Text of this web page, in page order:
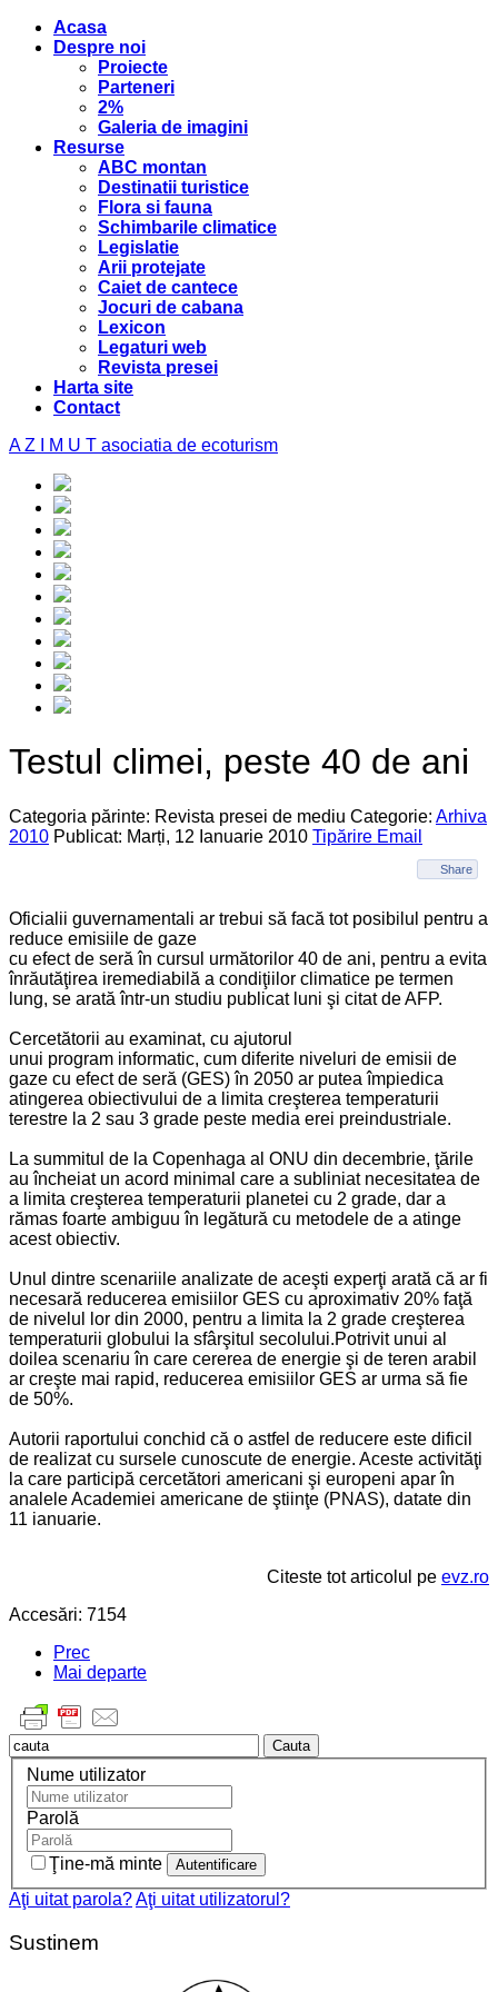
Acasa
Despre noi
Proiecte
Parteneri
2%
Galeria de imagini
Resurse
ABC montan
Destinatii turistice
Flora si fauna
Schimbarile climatice
Legislatie
Arii protejate
Caiet de cantece
Jocuri de cabana
Lexicon
Legaturi web
Revista presei
Harta site
Contact
A Z I M U T asociatia de ecoturism
Testul climei, peste 40 de ani
Categoria părinte: Revista presei de mediu Categorie: Arhiva
2010 Publicat: Marți, 12 Ianuarie 2010 Tipărire Email
Share
Oficialii guvernamentali ar trebui să facă tot posibilul pentru a
reduce emisiile de gaze
cu efect de seră în cursul următorilor 40 de ani, pentru a evita
înrăutăţirea iremediabilă a condiţiilor climatice pe termen
lung, se arată într-un studiu publicat luni şi citat de AFP.
Cercetătorii au examinat, cu ajutorul
unui program informatic, cum diferite niveluri de emisii de
gaze cu efect de seră (GES) în 2050 ar putea împiedica
atingerea obiectivului de a limita creşterea temperaturii
terestre la 2 sau 3 grade peste media erei preindustriale.
La summitul de la Copenhaga al ONU din decembrie, ţările
au încheiat un acord minimal care a subliniat necesitatea de
a limita creşterea temperaturii planetei cu 2 grade, dar a
rămas foarte ambiguu în legătură cu metodele de a atinge
acest obiectiv.
Unul dintre scenariile analizate de aceşti experţi arată că ar fi
necesară reducerea emisiilor GES cu aproximativ 20% faţă
de nivelul lor din 2000, pentru a limita la 2 grade creşterea
temperaturii globului la sfârşitul secolului.Potrivit unui al
doilea scenariu în care cererea de energie şi de teren arabil
ar creşte mai rapid, reducerea emisiilor GES ar urma să fie
de 50%.
Autorii raportului conchid că o astfel de reducere este dificil
de realizat cu sursele cunoscute de energie. Aceste activităţi
la care participă cercetători americani şi europeni apar în
analele Academiei americane de ştiinţe (PNAS), datate din
11 ianuarie.
Citeste tot articolul pe evz.ro
Accesări: 7154
Prec
Mai departe
Cauta
Nume utilizator
Parolă
Ţine-mă minte
Aţi uitat parola?Aţi uitat utilizatorul?
Sustinem